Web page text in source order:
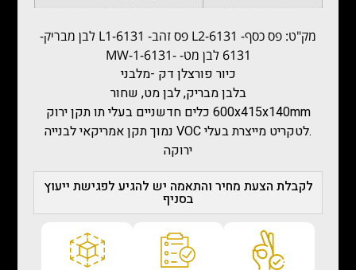
מק"ט: פס כסף- L2-6131 פס זהב- L1-6131 לבן מבריק-
6131 לבן מט- -6131-MW-1
כיור פורצלן דק -מלבני
בלבן מבריק, לבן מט, שחור
600x415x140mm כלים חדשניים בעלי תו תקן ירוק
.לטקריט מייצרת בעלי VOC נמוך תקן אמריקאי לבנייה
ירוקה
לקבלת הצעת מחיר והתאמה יש להגיע לפגישת ייעוץ
בסניף